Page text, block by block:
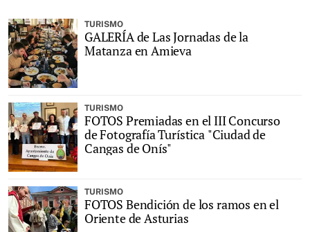
TURISMO
GALERÍA de Las Jornadas de la
Matanza en Amieva
TURISMO
FOTOS Premiadas en el III Concurso
de Fotografía Turística "Ciudad de
Cangas de Onís"
TURISMO
FOTOS Bendición de los ramos en el
Oriente de Asturias